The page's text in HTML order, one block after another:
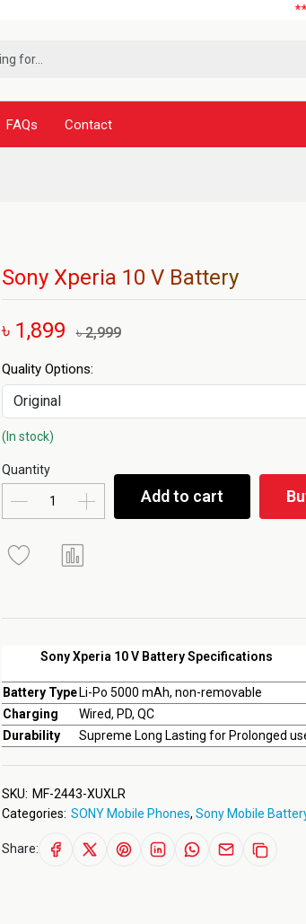
***নূর
FAQs Contact
Sony Xperia 10 V Battery
৳ 1,899 ৳ 2,999
Sony Xperia 10 V Battery Specifications
Battery Type Li-Po 5000 mAh, non-removable
Charging
Wired, PD, QC
Durability
Supreme Long Lasting for Prolonged
Quality Options:
(In stock)
Quantity
Add to cart
SKU: MF-2443-XUXLR
Categories: SONY Mobile Phones, Sony Mobile
Share: